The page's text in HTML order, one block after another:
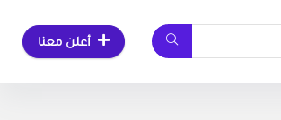
أعلن معنا